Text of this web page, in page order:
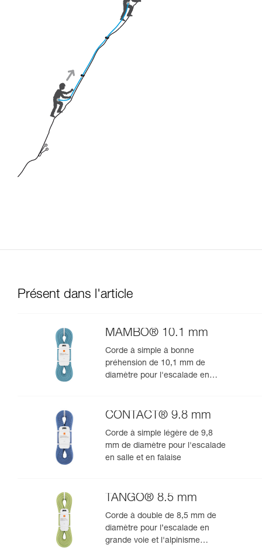
Présent dans l'article
MAMBO® 10.1 mm
Corde à simple à bonne
préhension de 10,1 mm de
diamètre pour l'escalade en
CONTACT® 9.8 mm
Corde à simple légère de 9,8
mm de diamètre pour l'escalade
en salle et en falaise
TANGO® 8.5 mm
Corde à double de 8,5 mm de
diamètre pour l’escalade en
grande voie et l'alpinisme